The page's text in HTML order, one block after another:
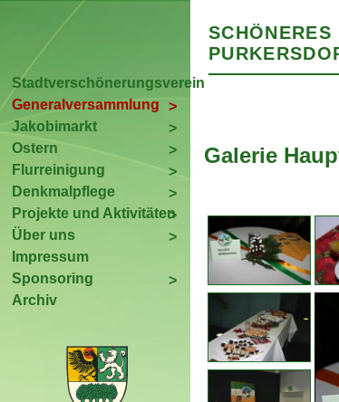
Stadtverschönerungsverein
Generalversammlung
Jakobimarkt
Ostern
Flurreinigung
Denkmalpflege
Projekte und Aktivitäten
Über uns
Impressum
Sponsoring
Archiv
SCHÖNERES
Galerie